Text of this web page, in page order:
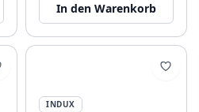
In den Warenkorb
INDUX